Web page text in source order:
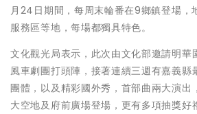
月24日期間，每周末輪番在9鄉鎮登場，
服務區等地，每場都獨具特色。
文化觀光局表示，此次由文化部邀請明華
風車劇團打頭陣，接著連續三週有嘉義縣
團體，以及精彩國外秀，首部曲兩大演出
大空地及府前廣場登場，更有多項抽獎好